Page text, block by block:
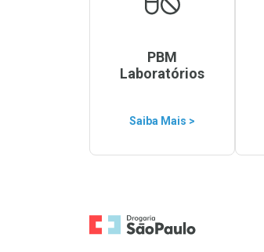
PBM
Laboratórios
Saiba Mais >
Ir para a Home